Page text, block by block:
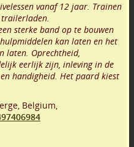
vanaf 12 jaar. Trainen
trailerladen.
sterke band op te bouwen
kan laten en het
laten. Oprechtheid,
eerlijk zijn, inleving in de
handigheid. Het paard kiest
, Belgium,